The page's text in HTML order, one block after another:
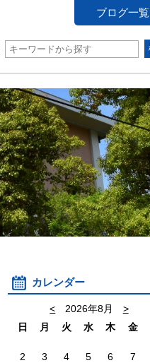
ブログ一覧
カレンダー
< 2026年8月
>
日
月 火 水 木 金
2
3 4 5 6 7